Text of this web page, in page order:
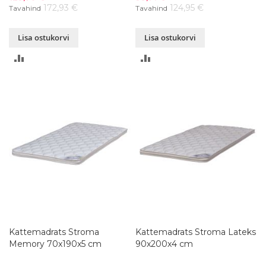
Tavahind 172,93 €
Lisa ostukorvi
Tavahind 124,95 €
Lisa ostukorvi
Kattemadrats Stroma
Memory 70x190x5 cm
Kattemadrats Stroma Lateks
90x200x4 cm